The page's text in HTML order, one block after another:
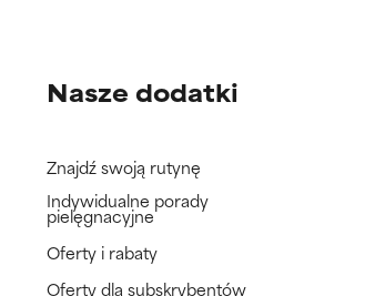
Nasze dodatki
Znajdź swoją rutynę
Indywidualne porady
pielęgnacyjne
Oferty i rabaty
Oferty dla subskrybentów